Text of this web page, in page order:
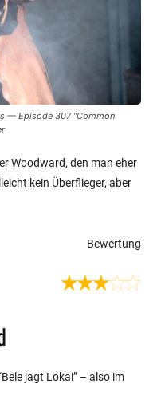
— Episode 307 “Common
Woodward, den man eher
kein Überflieger, aber
Bewertung
jagt Lokai” – also im